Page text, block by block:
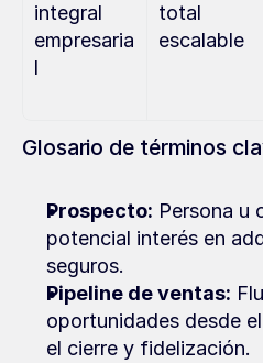
integral
empresaria
l
total
escalable
Glosario de términos
Prospecto: Persona u
potencial interés en
seguros.
Pipeline de ventas:
oportunidades desde
el cierre y fidelización.